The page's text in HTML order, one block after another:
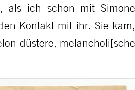
als ich schon mit Simone
Kontakt mit ihr. Sie kam,
düstere, melancholi[sche